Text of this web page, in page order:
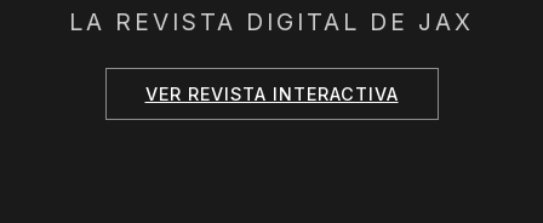
LA REVISTA DIGITAL DE JAX
VER REVISTA INTERACTIVA